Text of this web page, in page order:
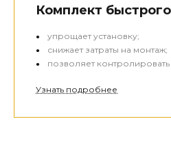
Комплект
упрощает установку;
снижает затраты на монтаж;
позволяет
Узнать подробнее